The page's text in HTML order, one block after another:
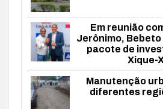
Em reunião
Jerônimo,
pacote de
Xique-
Manutenção
diferentes